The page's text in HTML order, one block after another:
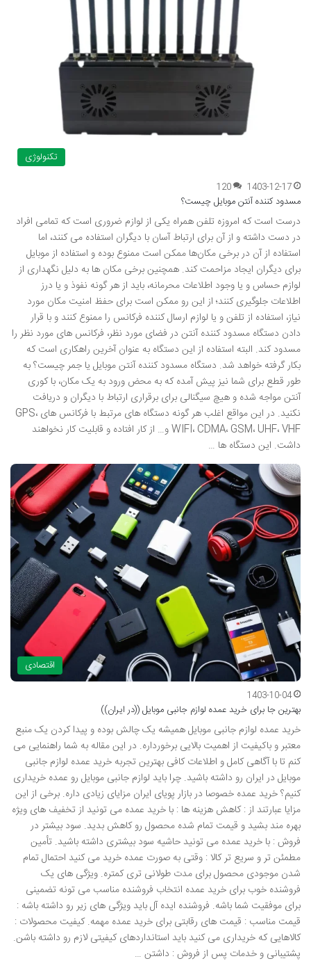
تکنولوژی
1403-12-17
120
مسدود کننده آنتن موبایل چیست؟
درست است که امروزه تلفن همراه یکی از لوازم ضروری است که تمامی افراد
در دست داشته و از آن برای ارتباط آسان با دیگران استفاده می کنند، اما
استفاده از آن در برخی مکان‌ها ممکن است ممنوع بوده و استفاده از موبایل
برای دیگران ایجاد مزاحمت کند. همچنین برخی مکان ها به دلیل نگهداری از
لوازم حساس و یا وجود اطلاعات محرمانه، باید از هر گونه نفوذ و یا درز
اطلاعات جلوگیری کنند؛ از این رو ممکن است برای حفظ امنیت مکان مورد
نیاز، استفاده از تلفن و یا لوازم ارسال کننده فرکانس را ممنوع کنند و با قرار
دادن دستگاه مسدود کننده آنتن در فضای مورد نظر، فرکانس های مورد نظر را
مسدود کند. البته استفاده از این دستگاه به عنوان آخرین راهکاری است که
بکار گرفته خواهد شد. دستگاه مسدود کننده آنتن موبایل یا جمر چیست؟ به
طور قطع برای شما نیز پیش آمده که به محض ورود به یک مکان، با کوری
آنتن مواجه شده و هیچ سیگنالی برای برقراری ارتباط با دیگران و دریافت
نکنید. در این مواقع اغلب هر گونه دستگاه های مرتبط با فرکانس های GPS،
WIFI، CDMA، GSM، UHF، VHF و… از کار افتاده و قابلیت کار نخواهند
داشت. این دستگاه ها …
اقتصادی
1403-10-04
بهترین جا برای خرید عمده لوازم جانبی موبایل ((در ایران))
خرید عمده لوازم جانبی موبایل همیشه یک چالش بوده و پیدا کردن یک منبع
معتبر و باکیفیت از اهمیت بالایی برخورداره. در این مقاله به شما راهنمایی می
کنم تا با آگاهی کامل و اطلاعات کافی بهترین تجربه خرید عمده لوازم جانبی
موبایل در ایران رو داشته باشید. چرا باید لوازم جانبی موبایل رو عمده خریداری
کنیم؟ خرید عمده خصوصا در بازار پویای ایران مزایای زیادی داره. برخی از این
مزایا عبارتند از : کاهش هزینه ها : با خرید عمده می تونید از تخفیف های ویژه
بهره مند بشید و قیمت تمام شده محصول رو کاهش بدید. سود بیشتر در
فروش : با خرید عمده می تونید حاشیه سود بیشتری داشته باشید. تأمین
مطمئن تر و سریع تر کالا : وقتی به صورت عمده خرید می کنید احتمال تمام
شدن موجودی محصول برای مدت طولانی تری کمتره. ویژگی های یک
فروشنده خوب برای خرید عمده انتخاب فروشنده مناسب می تونه تضمینی
برای موفقیت شما باشه. فروشنده ایده آل باید ویژگی های زیر رو داشته باشه :
قیمت مناسب : قیمت های رقابتی برای خرید عمده مهمه. کیفیت محصولات :
کالاهایی که خریداری می کنید باید استانداردهای کیفیتی لازم رو داشته باشن.
پشتیبانی و خدمات پس از فروش : داشتن …